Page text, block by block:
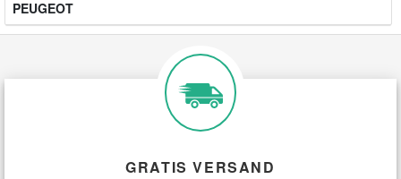
PEUGEOT
GRATIS VERSAND
Mini Ersatzteile
Mitsubishi Ersatzteile
Porsche Ersatzteile